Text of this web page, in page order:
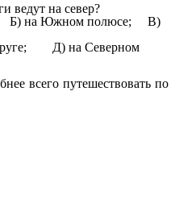
ведут на север?
Б) на Южном полюсе; В)
Д) на Северном
всего путешествовать по